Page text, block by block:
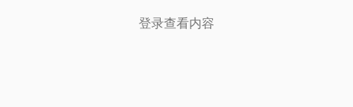
登录查看内容